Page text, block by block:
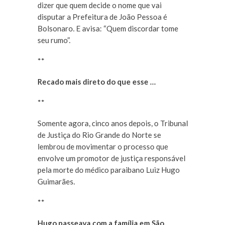
dizer que quem decide o nome que vai
disputar a Prefeitura de João Pessoa é
Bolsonaro. E avisa: “Quem discordar tome
seu rumo”.
**
Recado mais direto do que esse …
**
Somente agora, cinco anos depois, o Tribunal
de Justiça do Rio Grande do Norte se
lembrou de movimentar o processo que
envolve um promotor de justiça responsável
pela morte do médico paraibano Luiz Hugo
Guimarães.
**
Hugo passeava com a família em São